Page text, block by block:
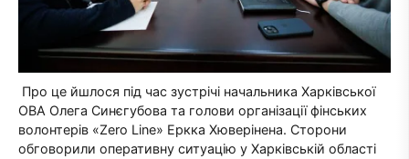
Про це йшлося під час зустрічі начальника Харківської
ОВА Олега Синєгубова та голови організації фінських
волонтерів «Zero Line» Еркка Хюверінена. Сторони
обговорили оперативну ситуацію у Харківській області